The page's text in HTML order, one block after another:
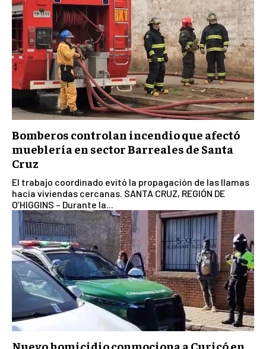
Bomberos controlan incendio que afectó
mueblería en sector Barreales de Santa
Cruz
El trabajo coordinado evitó la propagación de las llamas
hacia viviendas cercanas. SANTA CRUZ, REGIÓN DE
O’HIGGINS – Durante la...
Nuevo homicidio conmociona a Curicó en